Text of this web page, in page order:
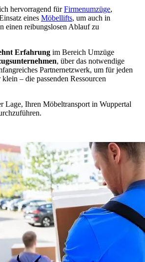
hervorragend fürFirmenumzüge,
eines Möbellifts, um auch in
einen reibungslosen Ablauf zu
Erfahrung im Bereich Umzüge
, über das notwendige
Partnernetzwerk, um für jeden
– die passenden Ressourcen
Lage, Ihren Möbeltransport in Wuppertal